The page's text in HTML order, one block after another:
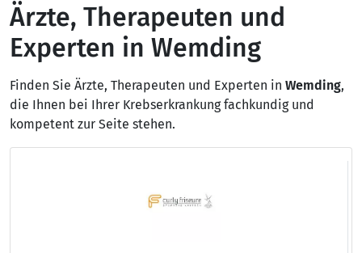
Ärzte, Therapeuten und
Experten in Wemding
Finden Sie Ärzte, Therapeuten und Experten in Wemding,
die Ihnen bei Ihrer Krebserkrankung fachkundig und
kompetent zur Seite stehen.